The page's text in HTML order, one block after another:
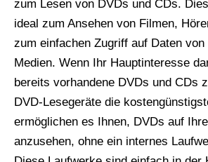
zum Lesen von DVDs und CDs.
ideal zum Ansehen von Filmen,
zum einfachen Zugriff auf Daten
Medien. Wenn Ihr Hauptinteresse
bereits vorhandene DVDs und CDs
DVD-Lesegeräte die
ermöglichen es Ihnen, DVDs auf
anzusehen, ohne ein internes